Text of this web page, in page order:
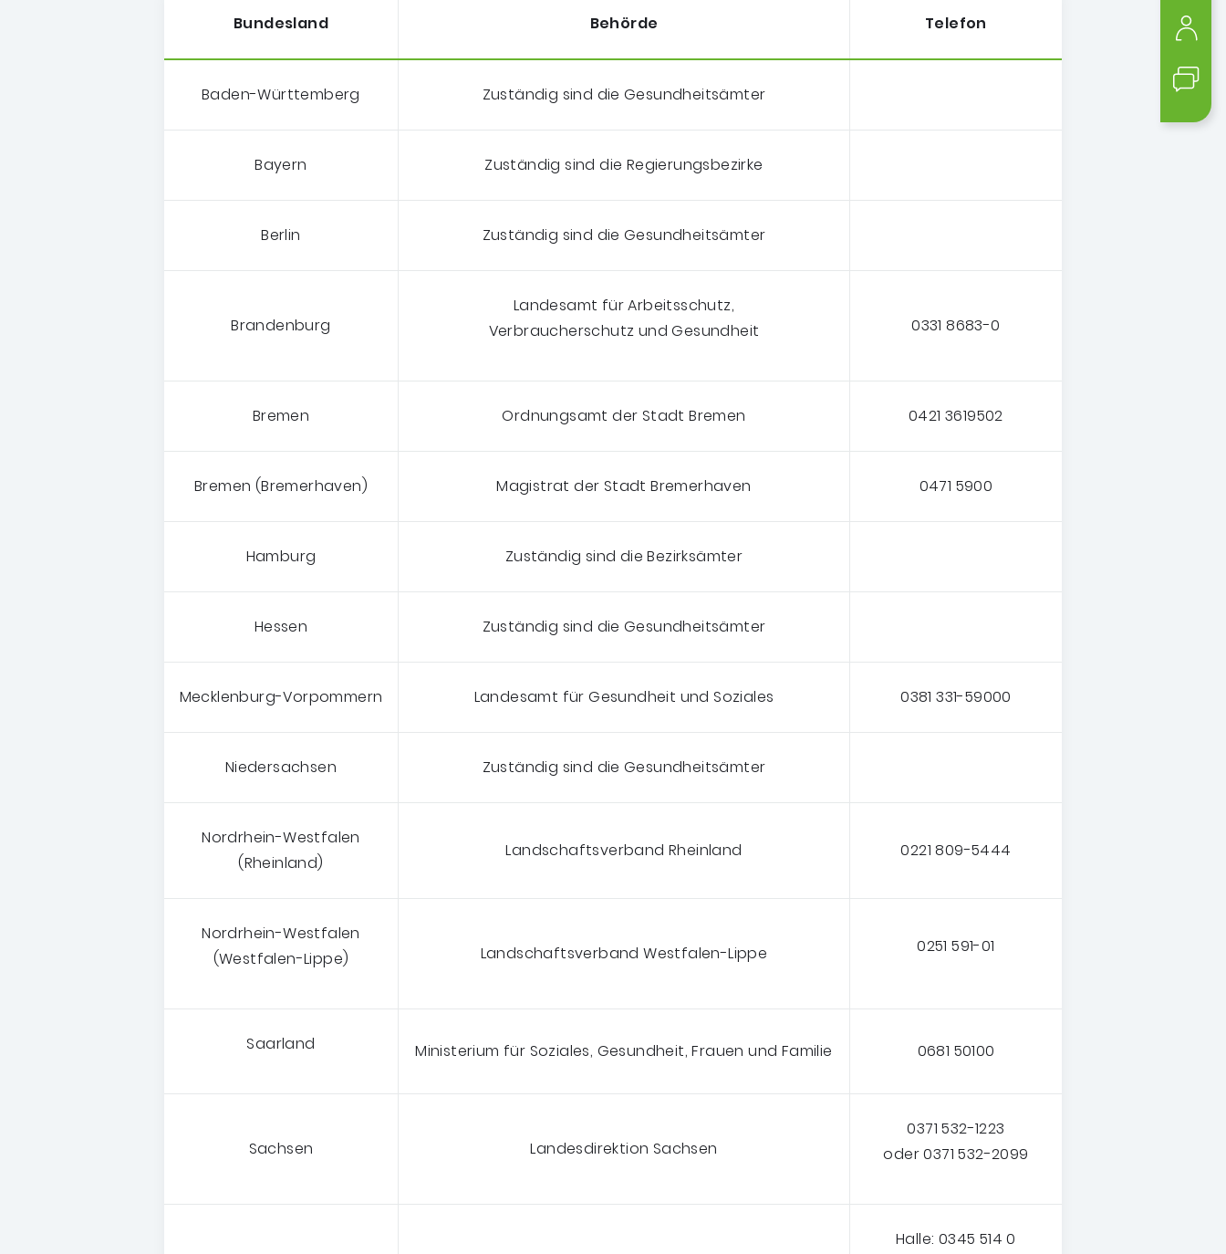
Bundesland Behörde Telefon
Baden-Württemberg Zuständig sind die Gesundheitsämter
Bayern Zuständig sind die Regierungsbezirke
Berlin Zuständig sind die Gesundheitsämter
Brandenburg
Landesamt für Arbeitsschutz,
Verbraucherschutz und Gesundheit
0331 8683-0
Bremen Ordnungsamt der Stadt Bremen 0421 3619502
Bremen (Bremerhaven) Magistrat der Stadt Bremerhaven 0471 5900
Hamburg Zuständig sind die Bezirksämter
Hessen Zuständig sind die Gesundheitsämter
Mecklenburg-Vorpommern Landesamt für Gesundheit und Soziales 0381 331-59000
Niedersachsen Zuständig sind die Gesundheitsämter
Nordrhein-Westfalen
(Rheinland)
Landschaftsverband Rheinland 0221 809-5444
Nordrhein-Westfalen
(Westfalen-Lippe)
Landschaftsverband Westfalen-Lippe 0251 591-01
Saarland Ministerium für Soziales, Gesundheit, Frauen und Familie 0681 50100
Sachsen Landesdirektion Sachsen
0371 532-1223
oder 0371 532-2099
Halle: 0345 514 0